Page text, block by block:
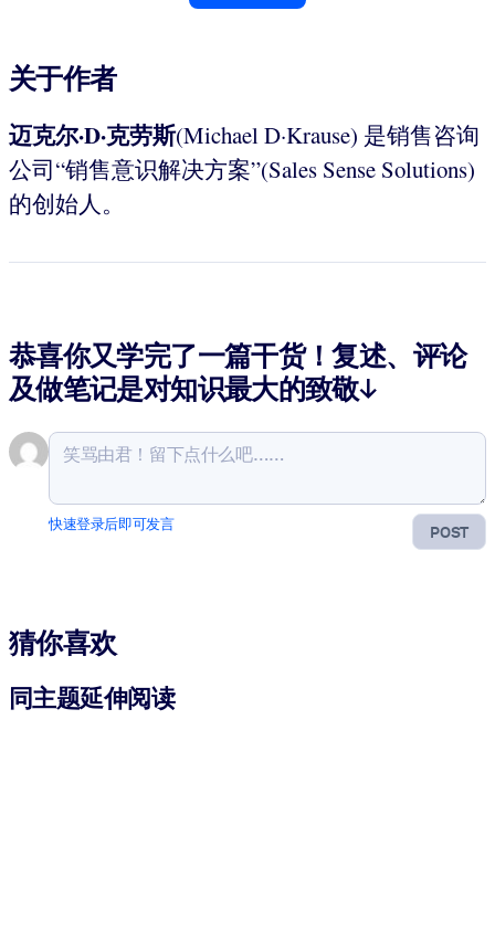
关于作者
迈克尔·D·克劳斯(Michael D·Krause) 是销售咨询
公司“销售意识解决方案”(Sales Sense Solutions)
的创始人。
恭喜你又学完了一篇干货！复述、评论
及做笔记是对知识最大的致敬↓
POST
快速登录后即可发言
猜你喜欢
同主题延伸阅读